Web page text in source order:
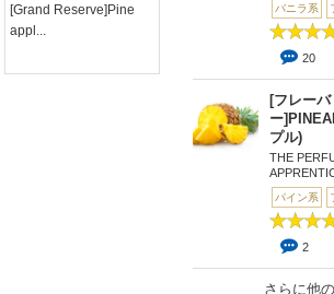
バニラ系
20
[フレーバ
ー
プル)
THE
パイン系
2
さらに他
[Grand Reserve]Pine
appl...
梨(ナシ)フレーバー